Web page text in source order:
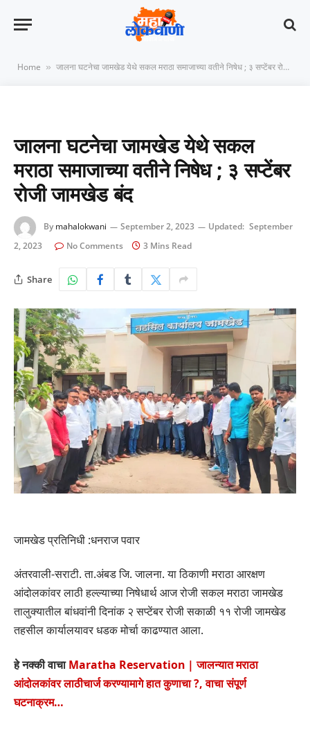
Home » जालना घटनेचा जामखेड येथे सकल मराठा समाजाच्या वतीने निषेध ; ३ सप्टेंबर रोजी जामखेड बंद
जालना घटनेचा जामखेड येथे सकल
मराठा समाजाच्या वतीने निषेध ; ३ सप्टेंबर
रोजी जामखेड बंद
By mahalokwani September 2, 2023 Updated: September
2, 2023
No Comments 3 Mins Read
Share
जामखेड प्रतिनिधी :धनराज पवार
अंतरवाली-सराटी. ता.अंबड जि. जालना. या ठिकाणी मराठा आरक्षण
आंदोलकांवर लाठी हल्ल्याच्या निषेधार्थ आज रोजी सकल मराठा जामखेड
तालुक्यातील बांधवांनी दिनांक २ सप्टेंबर रोजी सकाळी ११ रोजी जामखेड
तहसील कार्यालयावर धडक मोर्चा काढण्यात आला.
हे नक्की वाचा Maratha Reservation | जालन्यात मराठा
आंदोलकांवर लाठीचार्ज करण्यामागे हात कुणाचा ?, वाचा संपूर्ण
घटनाक्रम…